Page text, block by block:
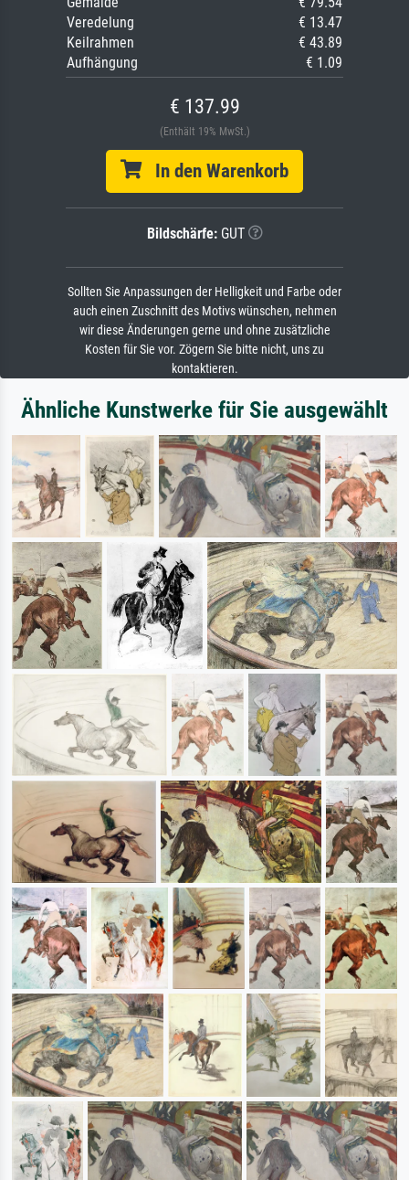
Veredelung
€ 13.47
Keilrahmen
€ 43.89
Aufhängung
€ 1.09
€ 137.99
(Enthält 19% MwSt.)
In den Warenkorb
Bildschärfe:GUT
Sollten Sie Anpassungen der Helligkeit und Farbe oder
auch einen Zuschnitt des Motivs wünschen, nehmen
wir diese Änderungen gerne und ohne zusätzliche
Kosten für Sie vor. Zögern Sie bitte nicht, uns zu
kontaktieren.
Ähnliche Kunstwerke für Sie ausgewählt